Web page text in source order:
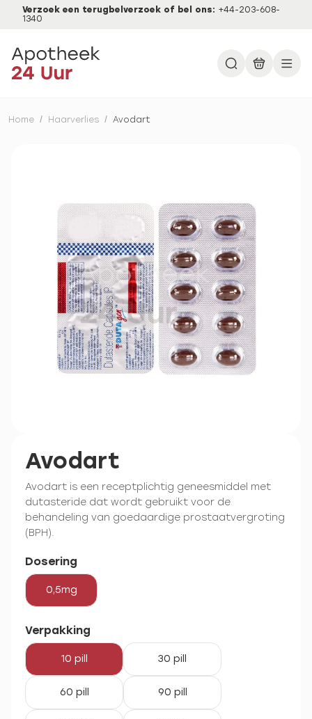
Verzoek een terugbelverzoek of bel ons: +44-203-608-
1340
Home / Haarverlies / Avodart
Avodart
Avodart is een receptplichtig geneesmiddel met
dutasteride dat wordt gebruikt voor de
behandeling van goedaardige prostaatvergroting
(BPH).
Dosering
0,5mg
Verpakking
10 pill 30 pill
60 pill 90 pill